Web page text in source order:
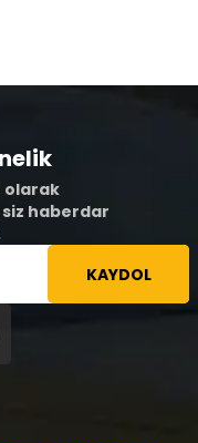
olarak
haberdar
KAYDOL